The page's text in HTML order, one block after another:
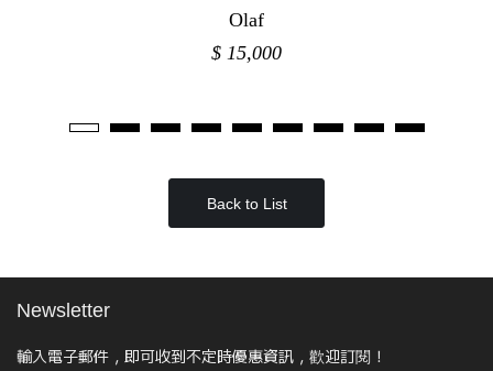
Olaf
$ 15,000
Back to List
Newsletter
輸入電子郵件，即可收到不定時優惠資訊，歡迎訂閱！